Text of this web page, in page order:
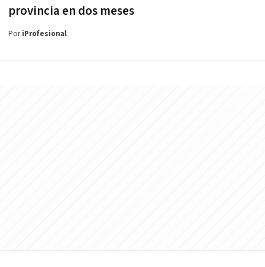
provincia en dos meses
PoriProfesional